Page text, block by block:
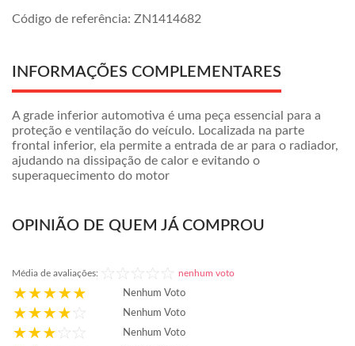
Código de referência: ZN1414682
INFORMAÇÕES COMPLEMENTARES
A grade inferior automotiva é uma peça essencial para a
proteção e ventilação do veículo. Localizada na parte
frontal inferior, ela permite a entrada de ar para o radiador,
ajudando na dissipação de calor e evitando o
superaquecimento do motor
OPINIÃO DE QUEM JÁ COMPROU
Média de avaliações: nenhum voto
Nenhum Voto
Nenhum Voto
Nenhum Voto